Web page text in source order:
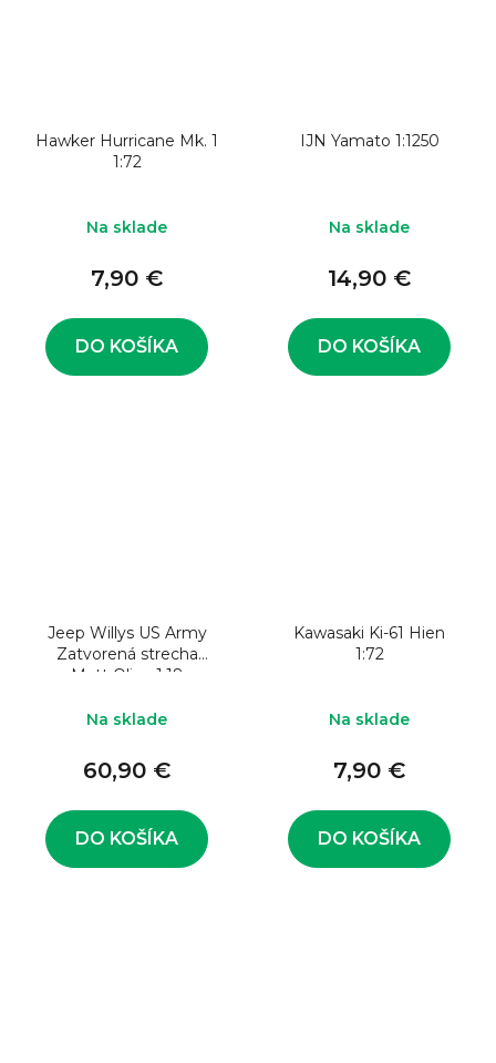
Hawker Hurricane Mk. 1
1:72
Na sklade
7,90 €
DO KOŠÍKA
IJN Yamato 1:1250
Na sklade
14,90 €
DO KOŠÍKA
Jeep Willys US Army
Zatvorená strecha
Matt Olive 1:18
Na sklade
60,90 €
DO KOŠÍKA
Kawasaki Ki-61 Hien
1:72
Na sklade
7,90 €
DO KOŠÍKA